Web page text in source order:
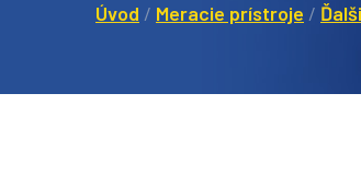
Úvod / Meracie prístroje /